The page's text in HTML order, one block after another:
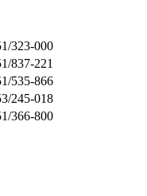
323-000
837-221
535-866
245-018
366-800